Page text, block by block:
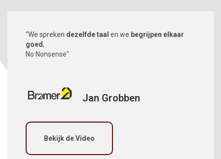
“We spreken dezelfde taal en we begrijpen elkaar
goed,
No Nonsense"
Jan Grobben
Bekijk de Video